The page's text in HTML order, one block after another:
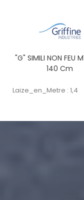
"G" SIMILI NON FEU
140 Cm
Laize_en_Metre : 1,4